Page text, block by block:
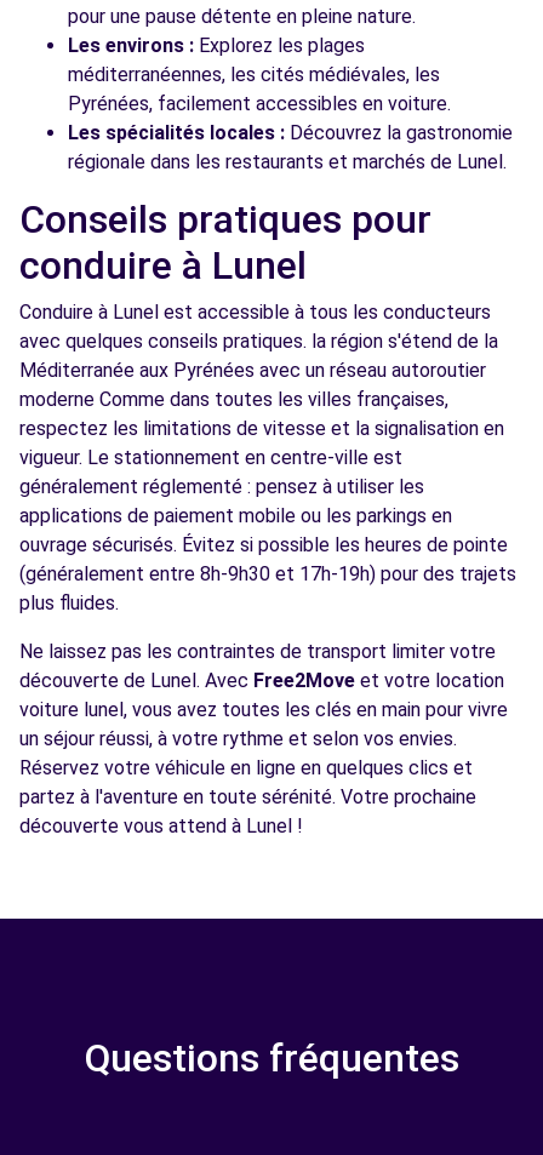
pour une pause détente en pleine nature.
Les environs : Explorez les plages
méditerranéennes, les cités médiévales, les
Pyrénées, facilement accessibles en voiture.
Les spécialités locales : Découvrez la gastronomie
régionale dans les restaurants et marchés de Lunel.
Conseils pratiques pour
conduire à Lunel
Conduire à Lunel est accessible à tous les conducteurs
avec quelques conseils pratiques. la région s'étend de la
Méditerranée aux Pyrénées avec un réseau autoroutier
moderne Comme dans toutes les villes françaises,
respectez les limitations de vitesse et la signalisation en
vigueur. Le stationnement en centre-ville est
généralement réglementé : pensez à utiliser les
applications de paiement mobile ou les parkings en
ouvrage sécurisés. Évitez si possible les heures de pointe
(généralement entre 8h-9h30 et 17h-19h) pour des trajets
plus fluides.
Ne laissez pas les contraintes de transport limiter votre
découverte de Lunel. Avec Free2Move et votre location
voiture lunel, vous avez toutes les clés en main pour vivre
un séjour réussi, à votre rythme et selon vos envies.
Réservez votre véhicule en ligne en quelques clics et
partez à l'aventure en toute sérénité. Votre prochaine
découverte vous attend à Lunel !
Questions fréquentes